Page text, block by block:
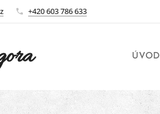
+420 603 786 633
ÚVOD